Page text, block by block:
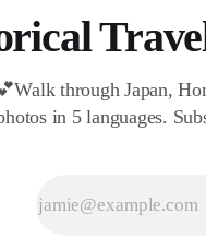
through Japan,
in 5 languages.